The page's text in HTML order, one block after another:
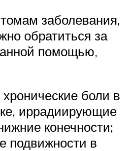
заболевания,
обратиться за
помощью,
боли в
иррадиирующие
конечности;
подвижности в